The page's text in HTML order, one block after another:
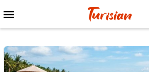
ke
Mobile